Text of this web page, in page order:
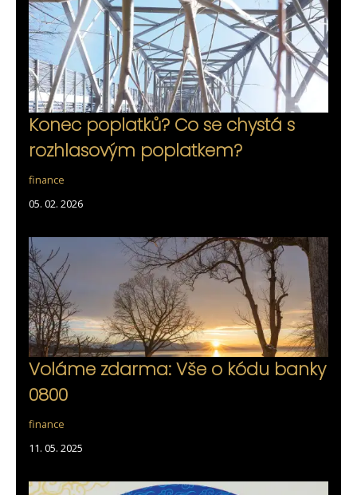
Konec poplatků? Co se chystá s
rozhlasovým poplatkem?
finance
05. 02. 2026
Voláme zdarma: Vše o kódu banky
0800
finance
11. 05. 2025